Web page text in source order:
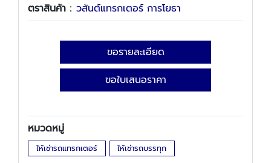
ตราสินค้า : วสันต์แทรกเตอร์ การโยธา
ขอรายละเอียด
ขอใบเสนอราคา
หมวดหมู่
ให้เช่ารถแทรกเตอร์ ให้เช่ารถบรรทุก